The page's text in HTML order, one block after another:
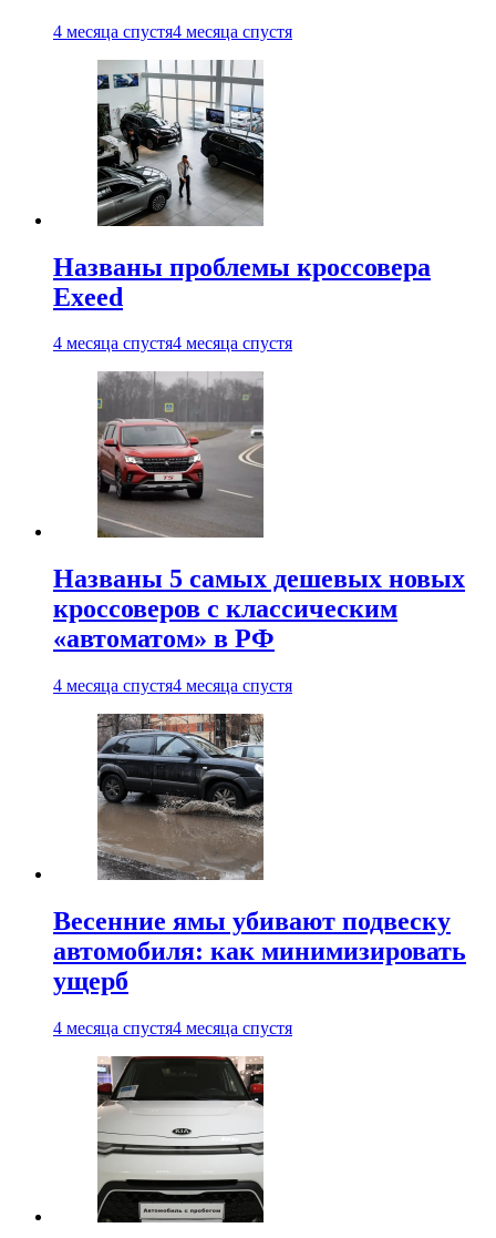
4 месяца спустя4 месяца спустя
Названы проблемы кроссовера
Exeed
4 месяца спустя4 месяца спустя
Названы 5 самых дешевых новых
кроссоверов с классическим
«автоматом» в РФ
4 месяца спустя4 месяца спустя
Весенние ямы убивают подвеску
автомобиля: как минимизировать
ущерб
4 месяца спустя4 месяца спустя